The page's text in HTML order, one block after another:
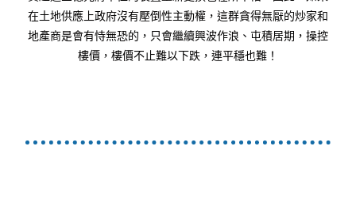
在土地供應上政府沒有壓倒性主動權，這群貪得無厭的炒家和
地產商是會有恃無恐的，只會繼續興波作浪、屯積居期，操控
樓價，樓價不止難以下跌，連平穩也難！